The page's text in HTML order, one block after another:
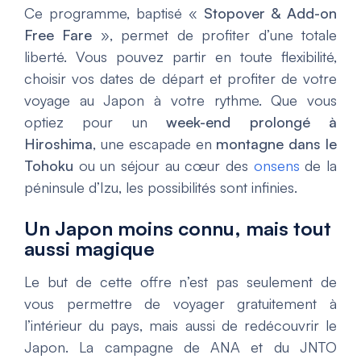
Ce programme, baptisé « Stopover & Add-on
Free Fare », permet de profiter d’une totale
liberté. Vous pouvez partir en toute flexibilité,
choisir vos dates de départ et profiter de votre
voyage au Japon à votre rythme. Que vous
optiez pour unweek-end prolongé à
Hiroshima, une escapade en montagne dans le
Tohoku ou un séjour au cœur des onsensde la
péninsule d’Izu, les possibilités sont infinies.
Un Japon moins connu, mais tout
aussi magique
Le but de cette offre n’est pas seulement de
vous permettre de voyager gratuitement à
l’intérieur du pays, mais aussi de redécouvrir le
Japon. La campagne de ANA et du JNTO